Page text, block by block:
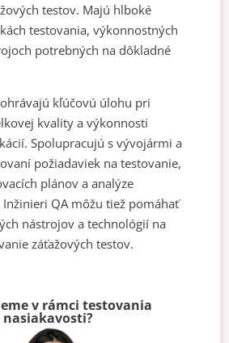
testov. Majú hlboké
testovania, výkonnostných
potrebných na dôkladné
kľúčovú úlohu pri
kvality a výkonnosti
Spolupracujú s vývojármi a
požiadaviek na testovanie,
plánov a analýze
QA môžu tiež pomáhať
nástrojov a technológií na
záťažových testov.
v rámci testovania
nasiakavosti?